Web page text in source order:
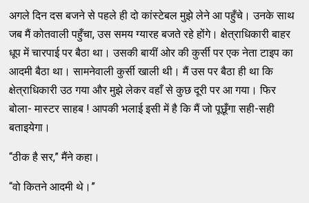
अगले दिन दस बजने से पहले ही दो कांस्टेबल मुझे लेने आ पहुँचे। उनके साथ
जब मैं कोतवाली पहुँचा, उस समय ग्यारह बजते रहे होंगे। क्षेत्राधिकारी बाहर
धूप में चारपाई पर बैठा था। उसकी बायीं ओर की कुर्सी पर एक नेता टाइप का
आदमी बैठा था। सामनेवाली कुर्सी खाली थी। मैं उस पर बैठा ही था कि
क्षेत्राधिकारी उठ गया और मुझे लेकर वहाँ से कुछ दूरी पर आ गया। फिर
बोला- मास्टर साहब ! आपकी भलाई इसी में है कि मैं जो पूछूँगा सही-सही
बताइयेगा।
“ठीक है सर,” मैंने कहा।
“वो कितने आदमी थे।”